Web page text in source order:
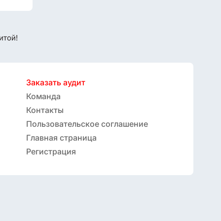
Заказать аудит
Команда
Контакты
Пользовательское соглашение
Главная страница
Регистрация